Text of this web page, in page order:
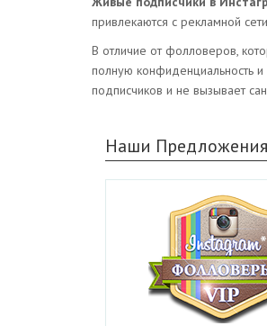
привлекаются с рекламной
В отличие от фолловеров,
полную конфиденциальность и
подписчиков и не вызывает
Наши Предложения